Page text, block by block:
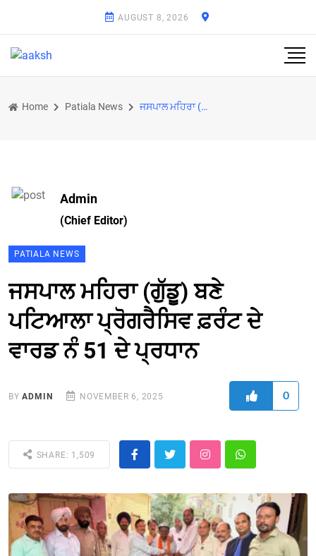
AUGUST 8, 2026
Home Patiala News ਜਸਪਾਲ ਮਹਿਰਾ (ਗੁੱਡੂ) ਬਣੇ ਪਟਿਆਲਾ ਪ੍ਰੋਗਰੈਸਿਵ ਫ਼ਰੰਟ ਦੇ ਵਾਰਡ ਨੰ 51 ਦੇ ਪ੍ਰਧਾਨ
Admin
(Chief Editor)
PATIALA NEWS
ਜਸਪਾਲ ਮਹਿਰਾ (ਗੁੱਡੂ) ਬਣੇ
ਪਟਿਆਲਾ ਪ੍ਰੋਗਰੈਸਿਵ ਫ਼ਰੰਟ ਦੇ
ਵਾਰਡ ਨੰ 51 ਦੇ ਪ੍ਰਧਾਨ
BYADMIN NOVEMBER 6, 2025 0
SHARE: 1,509